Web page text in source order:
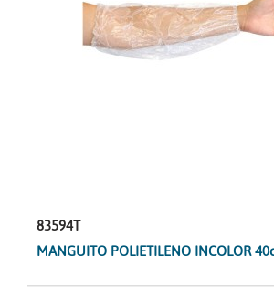
83594T
MANGUITO POLIETILENO INCOLOR